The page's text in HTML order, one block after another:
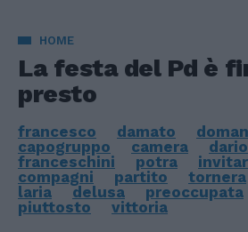
HOME
La festa del Pd è
presto
francesco damato
capogruppo
camera
dario
franceschini
potra
compagni
partito tornera
laria
delusa preoccupata
piuttosto
vittoria